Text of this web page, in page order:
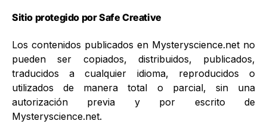
Sitio protegido por Safe Creative
Los contenidos publicados en Mysteryscience.net no
pueden ser copiados, distribuidos, publicados,
traducidos a cualquier idioma, reproducidos o
utilizados de manera total o parcial, sin una
autorización previa y por escrito de
Mysteryscience.net.